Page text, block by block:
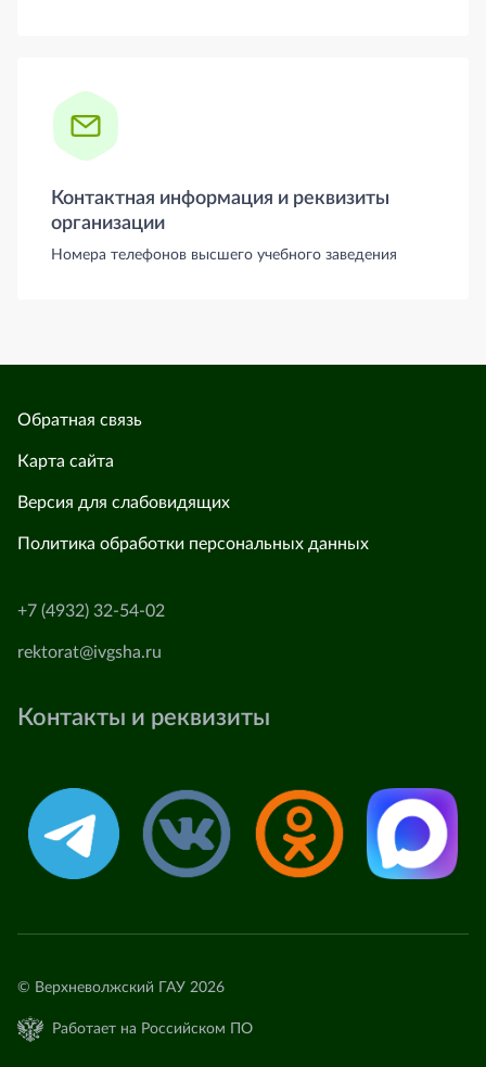
Контактная информация и реквизиты
организации
Номера телефонов высшего учебного заведения
Обратная связь
Карта сайта
Версия для слабовидящих
Политика обработки персональных данных
+7 (4932) 32-54-02
rektorat@ivgsha.ru
Контакты и реквизиты
© Верхневолжский ГАУ 2026
Работает на Российском ПО